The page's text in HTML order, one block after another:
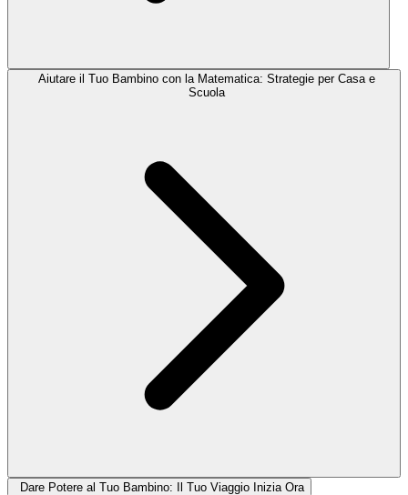
Aiutare il Tuo Bambino con la Matematica: Strategie per Casa e
Scuola
Dare Potere al Tuo Bambino: Il Tuo Viaggio Inizia Ora